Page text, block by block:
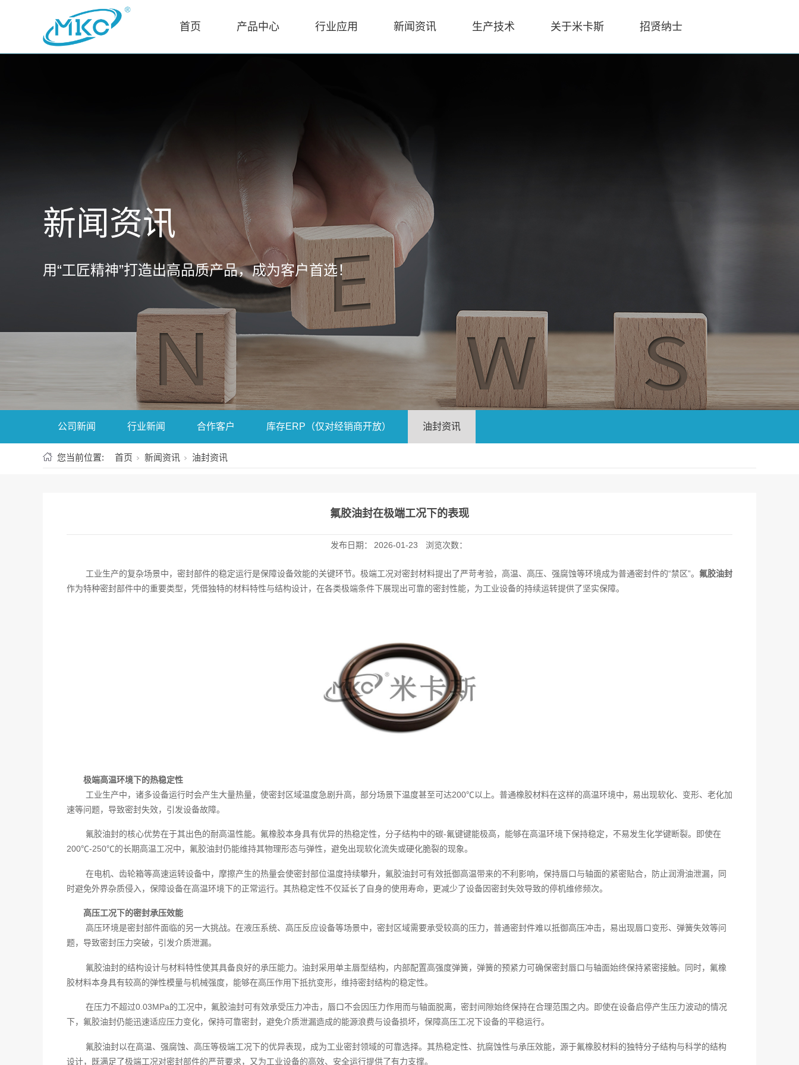
首页 产品中心 行业应用 新闻资讯 生产技术 关于米卡斯 招贤纳士
新闻资讯
用“工匠精神”打造出高品质产品，成为客户首选！
公司新闻 行业新闻 合作客户 库存ERP（仅对经销商开放） 油封资讯
您当前位置: 首页 新闻资讯 油封资讯
氟胶油封在极端工况下的表现
发布日期： 2026-01-23 浏览次数：
‌工业生产的复杂场景中，密封部件的稳定运行是保障设备效能的关键环节。极端工况对密封材料提出了严苛考验，高温、高压、强腐蚀等环境成为普通密封件的“禁区”。 氟胶油封
作为特种密封部件中的重要类型，凭借独特的材料特性与结构设计，在各类极端条件下展现出可靠的密封性能，为工业设备的持续运转提供了坚实保障。
极端高温环境下的热稳定性
工业生产中，诸多设备运行时会产生大量热量，使密封区域温度急剧升高，部分场景下温度甚至可达200℃以上。普通橡胶材料在这样的高温环境中，易出现软化、变形、老化加
速等问题，导致密封失效，引发设备故障。
氟胶油封的核心优势在于其出色的耐高温性能。氟橡胶本身具有优异的热稳定性，分子结构中的碳-氟键键能极高，能够在高温环境下保持稳定，不易发生化学键断裂。即使在
200℃-250℃的长期高温工况中，氟胶油封仍能维持其物理形态与弹性，避免出现软化流失或硬化脆裂的现象。
在电机、齿轮箱等高速运转设备中，摩擦产生的热量会使密封部位温度持续攀升，氟胶油封可有效抵御高温带来的不利影响，保持唇口与轴面的紧密贴合，防止润滑油泄漏，同
时避免外界杂质侵入，保障设备在高温环境下的正常运行。其热稳定性不仅延长了自身的使用寿命，更减少了设备因密封失效导致的停机维修频次。
高压工况下的密封承压效能
高压环境是密封部件面临的另一大挑战。在液压系统、高压反应设备等场景中，密封区域需要承受较高的压力，普通密封件难以抵御高压冲击，易出现唇口变形、弹簧失效等问
题，导致密封压力突破，引发介质泄漏。
氟胶油封的结构设计与材料特性使其具备良好的承压能力。油封采用单主唇型结构，内部配置高强度弹簧，弹簧的预紧力可确保密封唇口与轴面始终保持紧密接触。同时，氟橡
胶材料本身具有较高的弹性模量与机械强度，能够在高压作用下抵抗变形，维持密封结构的稳定性。
在压力不超过0.03MPa的工况中，氟胶油封可有效承受压力冲击，唇口不会因压力作用而与轴面脱离，密封间隙始终保持在合理范围之内。即使在设备启停产生压力波动的情况
下，氟胶油封仍能迅速适应压力变化，保持可靠密封，避免介质泄漏造成的能源浪费与设备损坏，保障高压工况下设备的平稳运行。
氟胶油封以在高温、强腐蚀、高压等极端工况下的优异表现，成为工业密封领域的可靠选择。其热稳定性、抗腐蚀性与承压效能，源于氟橡胶材料的独特分子结构与科学的结构
设计，既满足了极端工况对密封部件的严苛要求，又为工业设备的高效、安全运行提供了有力支撑。‍